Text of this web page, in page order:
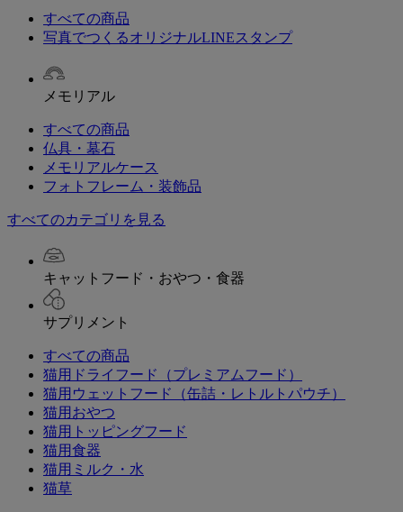
すべての商品
写真でつくるオリジナルLINEスタンプ
メモリアル
すべての商品
仏具・墓石
メモリアルケース
フォトフレーム・装飾品
すべてのカテゴリを見る
キャットフード・おやつ・食器
サプリメント
すべての商品
猫用ドライフード（プレミアムフード）
猫用ウェットフード（缶詰・レトルトパウチ）
猫用おやつ
猫用トッピングフード
猫用食器
猫用ミルク・水
猫草